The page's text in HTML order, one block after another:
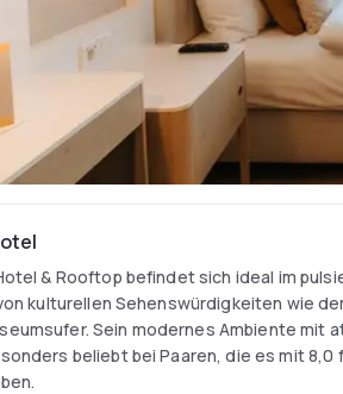
& Rooftop befindet sich ideal im
kulturellen Sehenswürdigkeiten wie
Sein modernes Ambiente mit
beliebt bei Paaren, die es mit 8,0